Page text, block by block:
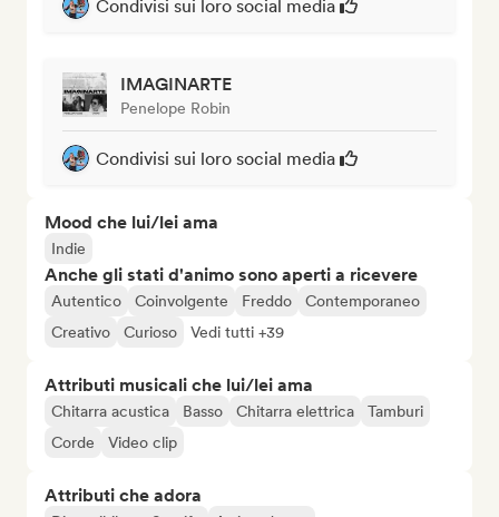
Condivisi sui loro social media
IMAGINARTE
Penelope Robin
Condivisi sui loro social media
Mood che lui/lei ama
Indie
Anche gli stati d'animo sono aperti a ricevere
Autentico Coinvolgente Freddo
Contemporaneo
Creativo
Curioso Vedi tutti +39
Attributi musicali che lui/lei ama
Chitarra acustica Basso Chitarra elettrica
Tamburi
Corde
Video clip
Attributi che adora